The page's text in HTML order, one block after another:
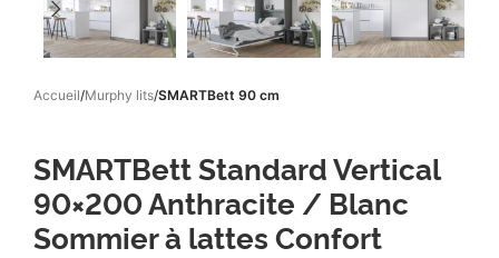
Accueil Murphy lits SMARTBett 90 cm
SMARTBett Standard Vertical
90×200 Anthracite / Blanc
Sommier à lattes Confort